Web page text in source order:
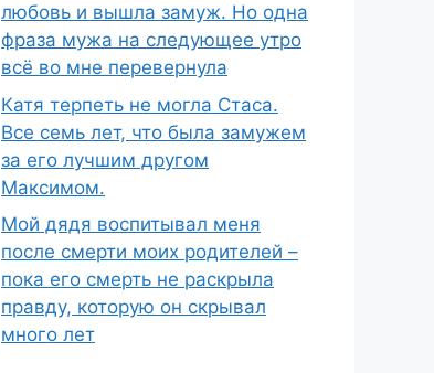
любовь и вышла замуж. Но одна
фраза мужа на следующее утро
всё во мне перевернула
Катя терпеть не могла Стаса.
Все семь лет, что была замужем
за его лучшим другом
Максимом.
Мой дядя воспитывал меня
после смерти моих родителей –
пока его смерть не раскрыла
правду, которую он скрывал
много лет